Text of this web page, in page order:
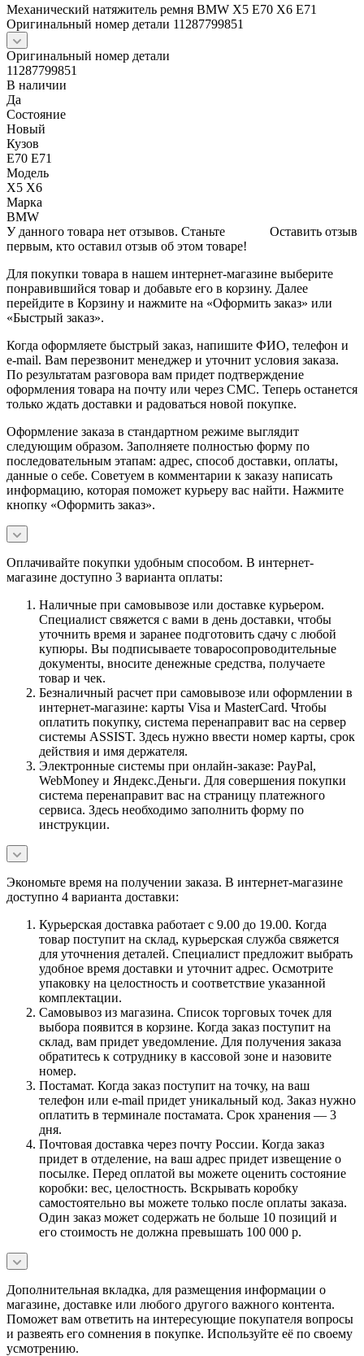
Механический натяжитель ремня BMW X5 E70 X6 E71
Оригинальный номер детали 11287799851
Оригинальный номер детали
11287799851
В наличии
Да
Состояние
Новый
Кузов
E70 E71
Модель
X5 X6
Марка
BMW
Оставить отзыв
У данного товара нет отзывов. Станьте
первым, кто оставил отзыв об этом товаре!
Для покупки товара в нашем интернет-магазине выберите
понравившийся товар и добавьте его в корзину. Далее
перейдите в Корзину и нажмите на «Оформить заказ» или
«Быстрый заказ».
Когда оформляете быстрый заказ, напишите ФИО, телефон и
e-mail. Вам перезвонит менеджер и уточнит условия заказа.
По результатам разговора вам придет подтверждение
оформления товара на почту или через СМС. Теперь останется
только ждать доставки и радоваться новой покупке.
Оформление заказа в стандартном режиме выглядит
следующим образом. Заполняете полностью форму по
последовательным этапам: адрес, способ доставки, оплаты,
данные о себе. Советуем в комментарии к заказу написать
информацию, которая поможет курьеру вас найти. Нажмите
кнопку «Оформить заказ».
Оплачивайте покупки удобным способом. В интернет-
магазине доступно 3 варианта оплаты:
Наличные при самовывозе или доставке курьером.
Специалист свяжется с вами в день доставки, чтобы
уточнить время и заранее подготовить сдачу с любой
купюры. Вы подписываете товаросопроводительные
документы, вносите денежные средства, получаете
товар и чек.
Безналичный расчет при самовывозе или оформлении в
интернет-магазине: карты Visa и MasterCard. Чтобы
оплатить покупку, система перенаправит вас на сервер
системы ASSIST. Здесь нужно ввести номер карты, срок
действия и имя держателя.
Электронные системы при онлайн-заказе: PayPal,
WebMoney и Яндекс.Деньги. Для совершения покупки
система перенаправит вас на страницу платежного
сервиса. Здесь необходимо заполнить форму по
инструкции.
Экономьте время на получении заказа. В интернет-магазине
доступно 4 варианта доставки:
Курьерская доставка работает с 9.00 до 19.00. Когда
товар поступит на склад, курьерская служба свяжется
для уточнения деталей. Специалист предложит выбрать
удобное время доставки и уточнит адрес. Осмотрите
упаковку на целостность и соответствие указанной
комплектации.
Самовывоз из магазина. Список торговых точек для
выбора появится в корзине. Когда заказ поступит на
склад, вам придет уведомление. Для получения заказа
обратитесь к сотруднику в кассовой зоне и назовите
номер.
Постамат. Когда заказ поступит на точку, на ваш
телефон или e-mail придет уникальный код. Заказ нужно
оплатить в терминале постамата. Срок хранения — 3
дня.
Почтовая доставка через почту России. Когда заказ
придет в отделение, на ваш адрес придет извещение о
посылке. Перед оплатой вы можете оценить состояние
коробки: вес, целостность. Вскрывать коробку
самостоятельно вы можете только после оплаты заказа.
Один заказ может содержать не больше 10 позиций и
его стоимость не должна превышать 100 000 р.
Дополнительная вкладка, для размещения информации о
магазине, доставке или любого другого важного контента.
Поможет вам ответить на интересующие покупателя вопросы
и развеять его сомнения в покупке. Используйте её по своему
усмотрению.